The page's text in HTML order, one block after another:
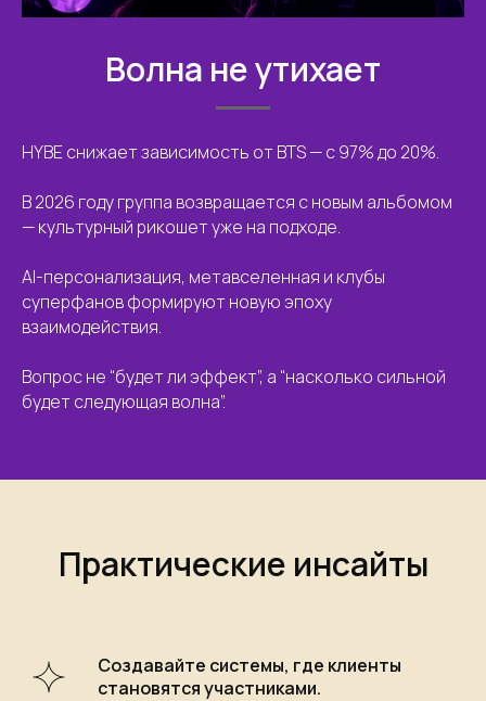
Волна не утихает
HYBE снижает зависимость от BTS — с 97% до 20%.
В 2026 году группа возвращается с новым альбомом
— культурный рикошет уже на подходе.
AI-персонализация, метавселенная и клубы
суперфанов формируют новую эпоху
взаимодействия.
Вопрос не “будет ли эффект”, а “насколько сильной
будет следующая волна”.
Практические инсайты
Создавайте системы, где клиенты
становятся участниками.